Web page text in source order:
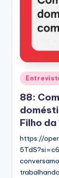
Posted
in
88:
Filho da
https://